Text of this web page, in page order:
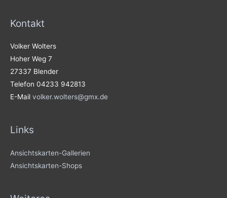
Kontakt
Volker Wolters
Hoher Weg 7
27337 Blender
Telefon 04233 942813
E-Mail volker.wolters@gmx.de
Links
Ansichtskarten-Gallerien
Ansichtskarten-Shops